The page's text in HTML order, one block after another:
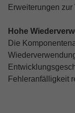
Erweiterungen zur
Hohe
Die
Fehleranfälligkeit